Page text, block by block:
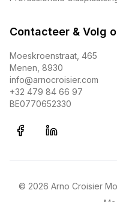
Contacteer & Volg
Moeskroenstraat, 465
Menen 8930
info@arnocroisier.com
+32 479 84 66 97
BE0770652330
© 2026 Arno Croisier